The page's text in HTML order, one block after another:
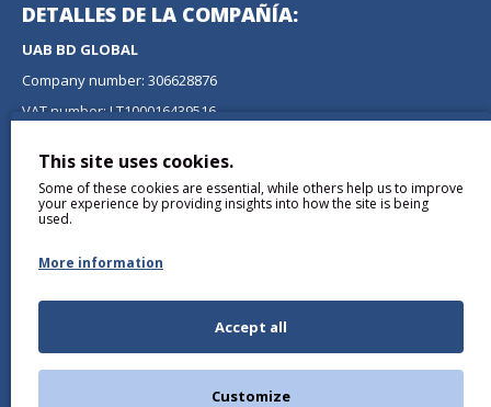
DETALLES DE LA COMPAÑÍA:
UAB BD GLOBAL
Company number: 306628876
VAT number: LT100016439516
BOLETÍN
No se pierda ninguna actualización o promoción
This site uses cookies.
Some of these cookies are essential, while others help us to improve
your experience by providing insights into how the site is being
used.
More information
Accept all
Customize